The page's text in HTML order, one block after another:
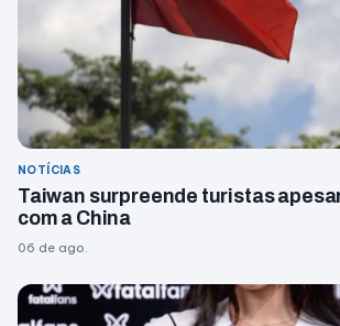
NOTÍCIAS
Taiwan surpreende turistas
com a China
06 de ago.